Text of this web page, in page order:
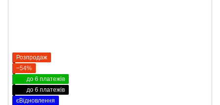
Розпродаж
−54%
до 6 платежів
до 6 платежів
єВідновлення